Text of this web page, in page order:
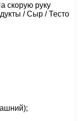
скорую руку
/ Сыр / Тесто